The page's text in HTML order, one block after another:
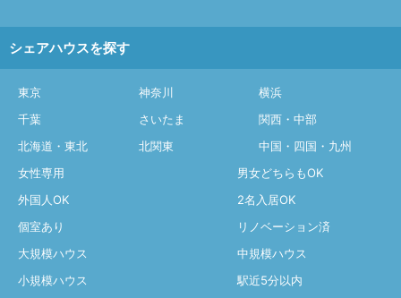
シェアハウスを探す
東京 神奈川
横浜
千葉
さいたま
関西・中部
北海道・東北
北関東
中国・四国・九州
女性専用
男女どちらもOK
外国人OK
2名入居OK
個室あり
リノベーション済
大規模ハウス
中規模ハウス
小規模ハウス
駅近5分以内